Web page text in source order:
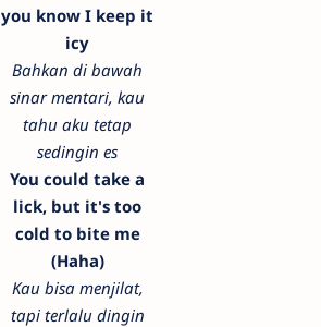
you know I keep it
icy
Bahkan di bawah
sinar mentari, kau
tahu aku tetap
sedingin es
You could take a
lick, but it's too
cold to bite me
(Haha)
Kau bisa menjilat,
tapi terlalu dingin